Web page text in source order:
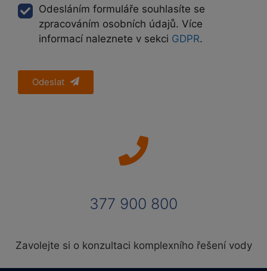
Odesláním formuláře souhlasíte se
zpracováním osobních údajů. Více
informací naleznete v sekci GDPR.
Odeslat
377 900 800
Zavolejte si o konzultaci komplexního řešení vody